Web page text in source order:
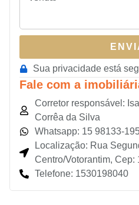
Sua privacidade está
Fale com a
Corretor responsável:
Corrêa da Silva
Whatsapp: 15 98133-
Localização: Rua
Centro/Votorantim, Cep:
Telefone: 1530198040